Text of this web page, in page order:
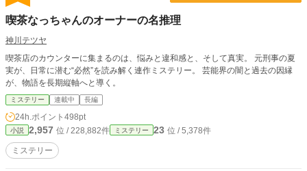
喫茶なっちゃんのオーナーの名推理
神川テツヤ
喫茶店のカウンターに集まるのは、悩みと違和感と、そして真実。 元刑事の夏
実が、日常に潜む“必然”を読み解く連作ミステリー。 芸能界の闇と過去の因縁
が、物語を長期縦軸へと導く。
ミステリー 連載中 長編
24h.ポイント 498pt
小説 2,957 位 / 228,882件 ミステリー 23 位 / 5,378件
ミステリー